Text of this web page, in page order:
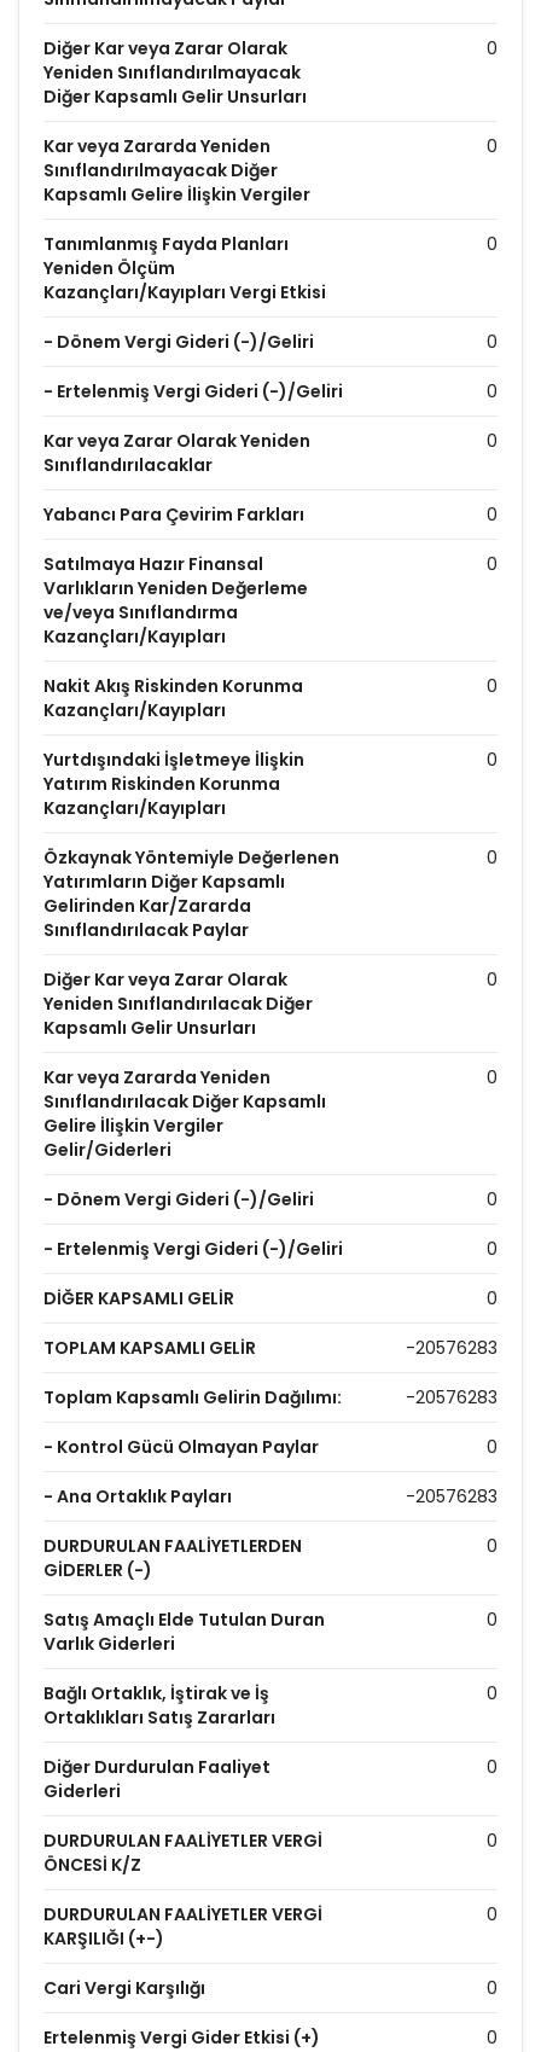
Diğer Kar veya Zarar Olarak
Yeniden Sınıflandırılmayacak
Diğer Kapsamlı Gelir Unsurları
0
Kar veya Zararda Yeniden
Sınıflandırılmayacak Diğer
Kapsamlı Gelire İlişkin Vergiler
0
Tanımlanmış Fayda Planları
Yeniden Ölçüm
Kazançları/Kayıpları Vergi Etkisi
0
- Dönem Vergi Gideri (-)/Geliri 0
- Ertelenmiş Vergi Gideri (-)/Geliri 0
Kar veya Zarar Olarak Yeniden
Sınıflandırılacaklar
0
Yabancı Para Çevirim Farkları 0
Satılmaya Hazır Finansal
Varlıkların Yeniden Değerleme
ve/veya Sınıflandırma
Kazançları/Kayıpları
0
Nakit Akış Riskinden Korunma
Kazançları/Kayıpları
0
Yurtdışındaki İşletmeye İlişkin
Yatırım Riskinden Korunma
Kazançları/Kayıpları
0
Özkaynak Yöntemiyle Değerlenen
Yatırımların Diğer Kapsamlı
Gelirinden Kar/Zararda
Sınıflandırılacak Paylar
0
Diğer Kar veya Zarar Olarak
Yeniden Sınıflandırılacak Diğer
Kapsamlı Gelir Unsurları
0
Kar veya Zararda Yeniden
Sınıflandırılacak Diğer Kapsamlı
Gelire İlişkin Vergiler
Gelir/Giderleri
0
- Dönem Vergi Gideri (-)/Geliri 0
- Ertelenmiş Vergi Gideri (-)/Geliri 0
DİĞER KAPSAMLI GELİR 0
TOPLAM KAPSAMLI GELİR -20576283
Toplam Kapsamlı Gelirin Dağılımı: -20576283
- Kontrol Gücü Olmayan Paylar 0
- Ana Ortaklık Payları -20576283
DURDURULAN FAALİYETLERDEN
GİDERLER (-)
0
Satış Amaçlı Elde Tutulan Duran
Varlık Giderleri
0
Bağlı Ortaklık, İştirak ve İş
Ortaklıkları Satış Zararları
0
Diğer Durdurulan Faaliyet
Giderleri
0
DURDURULAN FAALİYETLER VERGİ
ÖNCESİ K/Z
0
DURDURULAN FAALİYETLER VERGİ
KARŞILIĞI (+-)
0
Cari Vergi Karşılığı 0
Ertelenmiş Vergi Gider Etkisi (+) 0